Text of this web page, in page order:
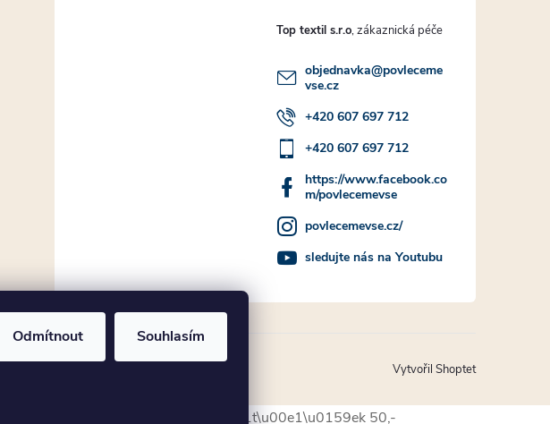
Odmítnout Souhlasím
Top textil s.r.o
objednavka@povleceme
vse.cz
+420 607 697 712
+420 607 697 712
https://www.facebook.co
m/povlecemevse
povlecemevse.cz/
sledujte nás na Youtubu
Vytvořil Shoptet
na pol\u0161t\u00e1\u0159ek 50,-